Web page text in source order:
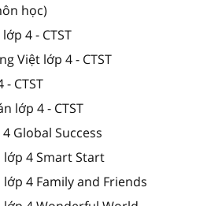
học)
4 - CTST
Việt lớp 4 - CTST
CTST
lớp 4 - CTST
Global Success
lớp 4 Smart Start
lớp 4 Family and Friends